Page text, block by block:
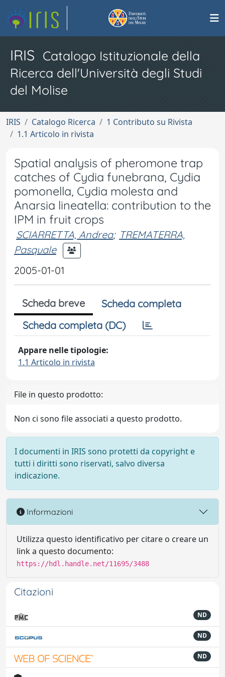
IRIS Catalogo Istituzionale della
Ricerca dell'Università degli Studi
del Molise
IRIS Catalogo Ricerca
1 Contributo su Rivista
1.1 Articolo in rivista
Spatial analysis of pheromone trap
catches of Cydia funebrana, Cydia
pomonella, Cydia molesta and
Anarsia lineatella: contribution to the
IPM in fruit crops
SCIARRETTA, Andrea; TREMATERRA,
Pasquale
2005-01-01
Scheda breve
Scheda completa
Scheda completa (DC)
Appare nelle tipologie:
1.1 Articolo in rivista
File in questo prodotto:
Non ci sono file associati a questo prodotto.
I documenti in IRIS sono protetti da copyright e
tutti i diritti sono riservati, salvo diversa
indicazione.
Informazioni
Utilizza questo identificativo per citare o creare un
link a questo documento:
https://hdl.handle.net/11695/3488
Citazioni
ND
ND
ND